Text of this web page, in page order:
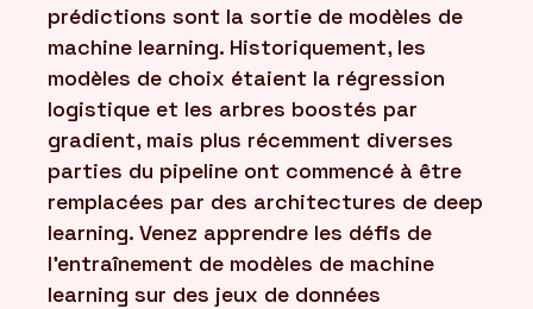
prédictions sont la sortie de modèles de
machine learning. Historiquement, les
modèles de choix étaient la régression
logistique et les arbres boostés par
gradient, mais plus récemment diverses
parties du pipeline ont commencé à être
remplacées par des architectures de deep
learning. Venez apprendre les défis de
l'entraînement de modèles de machine
learning sur des jeux de données